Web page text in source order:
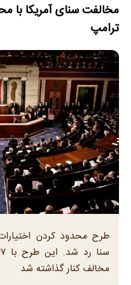
مخالفت سنای آمریکا با
ترامپ
طرح محدود کردن
مخالف کنار گذاشته شد